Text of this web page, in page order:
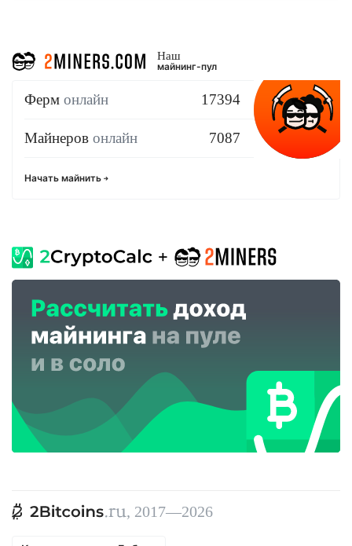
Наш
майнинг-пул
Ферм онлайн 17394
Майнеров онлайн 7087
Начать майнить
, 2017—2026